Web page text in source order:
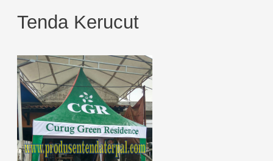
Tenda Kerucut